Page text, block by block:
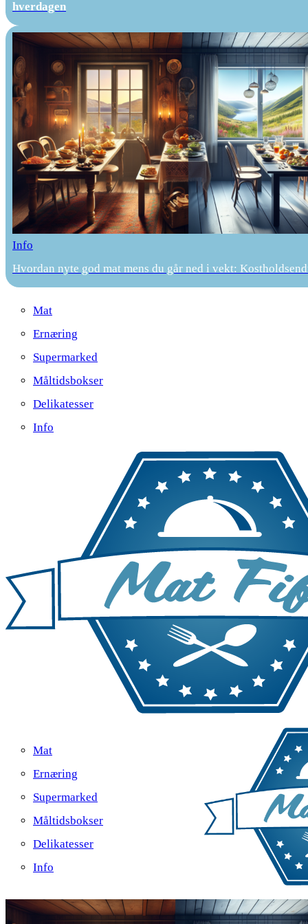
hverdagen
Info
Hvordan nyte god mat mens du går ned i vekt:
Mat
Ernæring
Supermarked
Måltidsbokser
Delikatesser
Info
Mat
Ernæring
Supermarked
Måltidsbokser
Delikatesser
Info